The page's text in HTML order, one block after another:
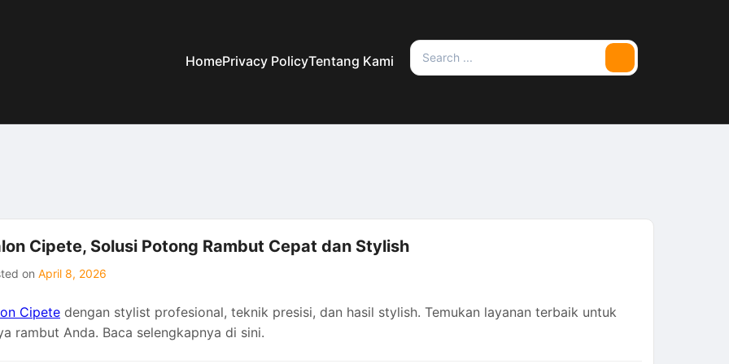
HomePrivacy PolicyTentang Kami
Search
for:
Search
Cipete, Solusi Potong Rambut Cepat dan Stylish
on April 8, 2026
Cipete dengan stylist profesional, teknik presisi, dan hasil stylish. Temukan layanan terbaik untuk
rambut Anda. Baca selengkapnya di sini.